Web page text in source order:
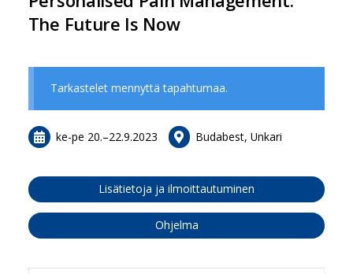
The Future Is Now
Tarkastelet mennyttä tapahtumaa.
ke-pe 20.–22.9.2023 Budabest, Unkari
Lisätietoja ja ilmoittautuminen
Ohjelma